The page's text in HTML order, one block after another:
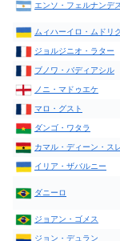
エンソ・フェルナンデ
ムィハーイロ・ムドリク
ジョルジニオ・ラター
ブノワ・バディアシル
ノニ・マドゥエケ
マロ・グスト
ダンゴ・ワタラ
カマル・ディーン・ス
イリア・ザバルニー
ダニーロ
ジョアン・ゴメス
ジョン・デュラン